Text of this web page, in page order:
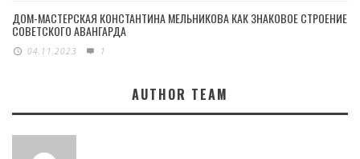
ДОМ-МАСТЕРСКАЯ КОНСТАНТИНА МЕЛЬНИКОВА КАК ЗНАКОВОЕ СТРОЕНИЕ
СОВЕТСКОГО АВАНГАРДА
04.11.2023 1
AUTHOR TEAM